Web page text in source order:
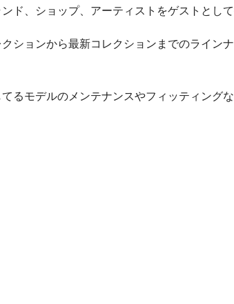
ド、ショップ、アーティストをゲストとし
ションから最新コレクションまでのライン
るモデルのメンテナンスやフィッティング